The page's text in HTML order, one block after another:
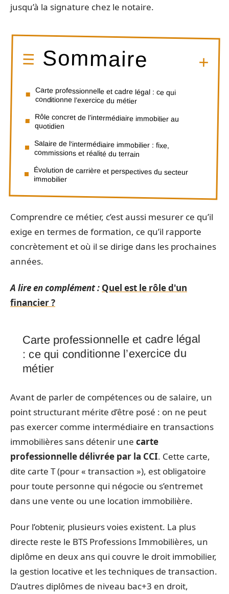
jusqu’à la signature chez le notaire.
Sommaire
Carte professionnelle et cadre légal : ce qui
conditionne l’exercice du métier
Rôle concret de l’intermédiaire immobilier au
quotidien
Salaire de l’intermédiaire immobilier : fixe,
commissions et réalité du terrain
Évolution de carrière et perspectives du secteur
immobilier
Comprendre ce métier, c’est aussi mesurer ce qu’il
exige en termes de formation, ce qu’il rapporte
concrètement et où il se dirige dans les prochaines
années.
A lire en complément : Quel est le rôle d'un
financier ?
Carte professionnelle et cadre légal
: ce qui conditionne l’exercice du
métier
Avant de parler de compétences ou de salaire, un
point structurant mérite d’être posé : on ne peut
pas exercer comme intermédiaire en transactions
immobilières sans détenir une carte
professionnelle délivrée par la CCI. Cette carte,
dite carte T (pour « transaction »), est obligatoire
pour toute personne qui négocie ou s’entremet
dans une vente ou une location immobilière.
Pour l’obtenir, plusieurs voies existent. La plus
directe reste le BTS Professions Immobilières, un
diplôme en deux ans qui couvre le droit immobilier,
la gestion locative et les techniques de transaction.
D’autres diplômes de niveau bac+3 en droit,